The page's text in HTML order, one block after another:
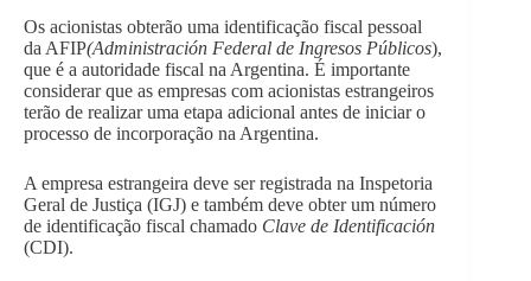
Os acionistas obterão uma identificação fiscal pessoal
da AFIP(Administración Federal de Ingresos Públicos),
que é a autoridade fiscal na Argentina. É importante
considerar que as empresas com acionistas estrangeiros
terão de realizar uma etapa adicional antes de iniciar o
processo de incorporação na Argentina.
A empresa estrangeira deve ser registrada na Inspetoria
Geral de Justiça (IGJ) e também deve obter um número
de identificação fiscal chamado Clave de Identificación
(CDI).